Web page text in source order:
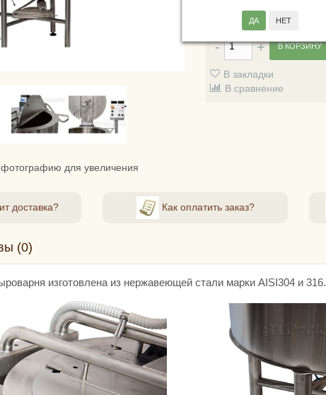
для увеличения
В КОРЗИНУ
В закладки
В сравнение
доставка? Как оплатить заказ?
(0)
изготовлена из нержавеющей стали марки AISI304 и 316.